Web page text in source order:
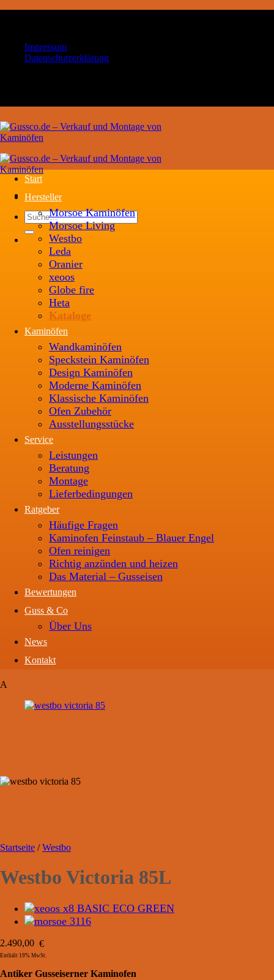
Impressum
Datenschutzerklärung
Suche
nach:
Start
Hersteller
Morsoe Kaminöfen
Morsoe Living
Westbo
Leda
Oranier
xeoos
Globe fire
Heta
Kataloge
Kaminöfen
Wandkaminöfen
Speckstein Kaminöfen
Design Kaminöfen
Moderne Kaminöfen
Klassische Kaminöfen
Ofen Zubehör
Ausstellungsstücke
Service
Leistungen
Beratung
Montage
Lieferbedingungen
Ratgeber
Häufige Fragen
Kaminofen Feinstaub – Blauer Engel
Ofen reinigen
Richtig anzünden und heizen
Das Material – Gusseisen
Bewertungen
Guss & Co
Über Uns
News
Kontakt
A
Startseite / Westbo
Westbo Victoria 85L
2.490,00 €
Enthält 19% MwSt.
Antiker Gusseiserner Kaminofen